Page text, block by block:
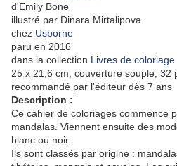
d'Emily Bone
illustré par Dinara Mirtalipova
chez Usborne
paru en 2016
dans la collection Livres de coloriage
25 x 21,6 cm, couverture souple, 32
recommandé par l'éditeur dès 7 ans
Description :
Ce cahier de coloriages commence
mandalas. Viennent ensuite des
blanc ou noir.
Ils sont classés par origine :